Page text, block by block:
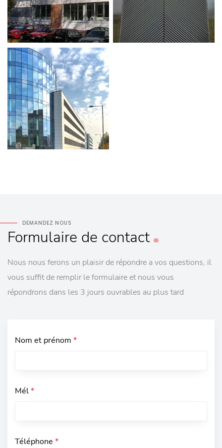
DEMANDEZ NOUS
Formulaire de contact
Nous nous ferons un plaisir de répondre a vos questions, il
vous suffit de remplir le formulaire et nous vous
répondrons dans les 3 jours ouvrables au plus tard
Nom et prénom *
Mél*
Téléphone *